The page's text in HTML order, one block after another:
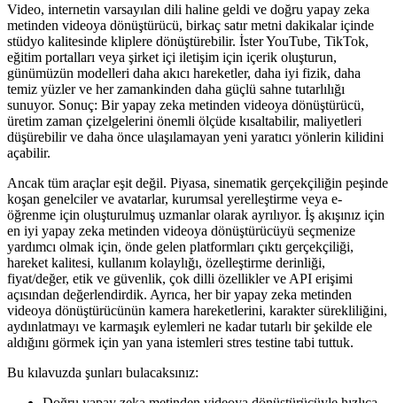
Video, internetin varsayılan dili haline geldi ve doğru yapay zeka
metinden videoya dönüştürücü, birkaç satır metni dakikalar içinde
stüdyo kalitesinde kliplere dönüştürebilir. İster YouTube, TikTok,
eğitim portalları veya şirket içi iletişim için içerik oluşturun,
günümüzün modelleri daha akıcı hareketler, daha iyi fizik, daha
temiz yüzler ve her zamankinden daha güçlü sahne tutarlılığı
sunuyor. Sonuç: Bir yapay zeka metinden videoya dönüştürücü,
üretim zaman çizelgelerini önemli ölçüde kısaltabilir, maliyetleri
düşürebilir ve daha önce ulaşılamayan yeni yaratıcı yönlerin kilidini
açabilir.
Ancak tüm araçlar eşit değil. Piyasa, sinematik gerçekçiliğin peşinde
koşan genelciler ve avatarlar, kurumsal yerelleştirme veya e-
öğrenme için oluşturulmuş uzmanlar olarak ayrılıyor. İş akışınız için
en iyi yapay zeka metinden videoya dönüştürücüyü seçmenize
yardımcı olmak için, önde gelen platformları çıktı gerçekçiliği,
hareket kalitesi, kullanım kolaylığı, özelleştirme derinliği,
fiyat/değer, etik ve güvenlik, çok dilli özellikler ve API erişimi
açısından değerlendirdik. Ayrıca, her bir yapay zeka metinden
videoya dönüştürücünün kamera hareketlerini, karakter sürekliliğini,
aydınlatmayı ve karmaşık eylemleri ne kadar tutarlı bir şekilde ele
aldığını görmek için yan yana istemleri stres testine tabi tuttuk.
Bu kılavuzda şunları bulacaksınız: